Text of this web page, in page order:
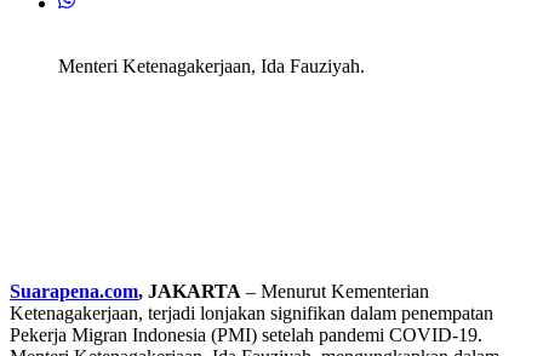
Menteri Ketenagakerjaan, Ida Fauziyah.
Suarapena.com, JAKARTA – Menurut Kementerian
Ketenagakerjaan, terjadi lonjakan signifikan dalam penempatan
Pekerja Migran Indonesia (PMI) setelah pandemi COVID-19.